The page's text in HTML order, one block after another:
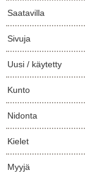
Saatavilla
Sivuja
Uusi / käytetty
Kunto
Nidonta
Kielet
Myyjä